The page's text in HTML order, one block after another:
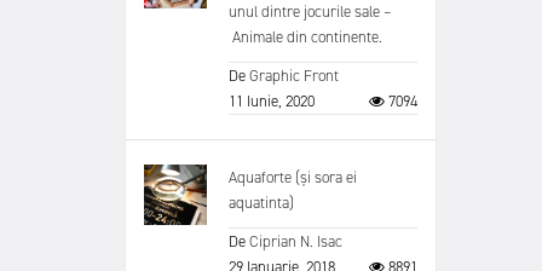
unul dintre jocurile sale –
Animale din continente.
DeGraphic Front
11 Iunie, 2020
7094
Aquaforte (și sora ei
aquatinta)
DeCiprian N. Isac
29 Ianuarie, 2018
8891